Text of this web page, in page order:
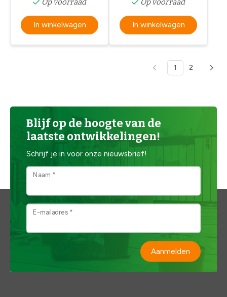
Op voorraad
In winkelwagen
Op voorraad
In winkelwagen
1 2
Blijf op de hoogte van de
laatste ontwikkelingen!
Schrijf je in voor onze nieuwsbrief!
Naam *
E-mailadres *
Aanmelden